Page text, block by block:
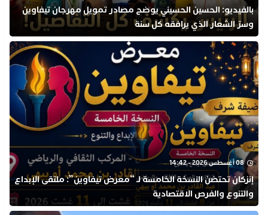
بالفيديو: الحسين الحسيني يوضح مصادر تمويل مهرجان تيفاوين
وسرّ الشعار الذي يرافقه كل سنة
08 أغسطس 2026 - 14:42
إنزكان تحتضن النسخة الخامسة لـ “معرض تيفاوين”: ملتقى الإبداع
والتنوع والفرص الاقتصادية